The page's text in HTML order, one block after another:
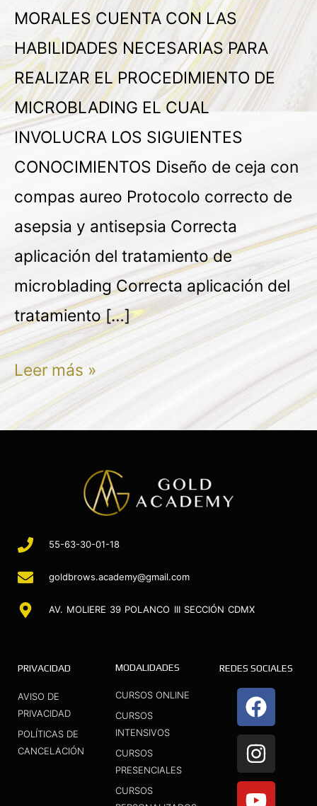
MORALES CUENTA CON LAS
HABILIDADES NECESARIAS PARA
REALIZAR EL PROCEDIMIENTO DE
MICROBLADING EL CUAL
INVOLUCRA LOS SIGUIENTES
CONOCIMIENTOS Diseño de ceja con
compas aureo Protocolo correcto de
asepsia y antisepsia Correcta
aplicación del tratamiento de
microblading Correcta aplicación del
tratamiento […]
Leer más »
55-63-30-01-18
goldbrows.academy@gmail.com
AV. MOLIERE 39 POLANCO III SECCIÓN CDMX
PRIVACIDAD
AVISO DE
PRIVACIDAD
POLÍTICAS DE
CANCELACIÓN
MODALIDADES
CURSOS ONLINE
CURSOS
INTENSIVOS
CURSOS
PRESENCIALES
CURSOS
REDES SOCIALES
F
a
c
e
b
I
n
s
t
a
Y
o
u
t
u